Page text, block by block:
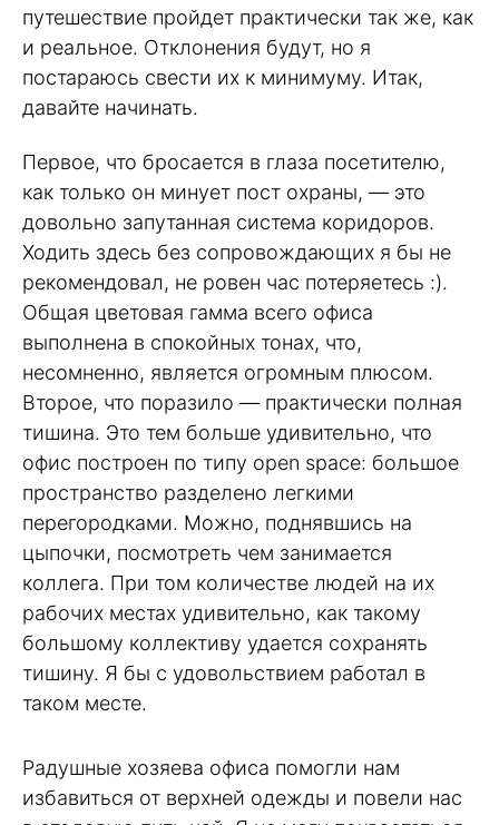
путешествие пройдет практически так же, как
и реальное. Отклонения будут, но я
постараюсь свести их к минимуму. Итак,
давайте начинать.
Первое, что бросается в глаза посетителю,
как только он минует пост охраны, — это
довольно запутанная система коридоров.
Ходить здесь без сопровождающих я бы не
рекомендовал, не ровен час потеряетесь :).
Общая цветовая гамма всего офиса
выполнена в спокойных тонах, что,
несомненно, является огромным плюсом.
Второе, что поразило — практически полная
тишина. Это тем больше удивительно, что
офис построен по типу open space: большое
пространство разделено легкими
перегородками. Можно, поднявшись на
цыпочки, посмотреть чем занимается
коллега. При том количестве людей на их
рабочих местах удивительно, как такому
большому коллективу удается сохранять
тишину. Я бы с удовольствием работал в
таком месте.
Радушные хозяева офиса помогли нам
избавиться от верхней одежды и повели нас